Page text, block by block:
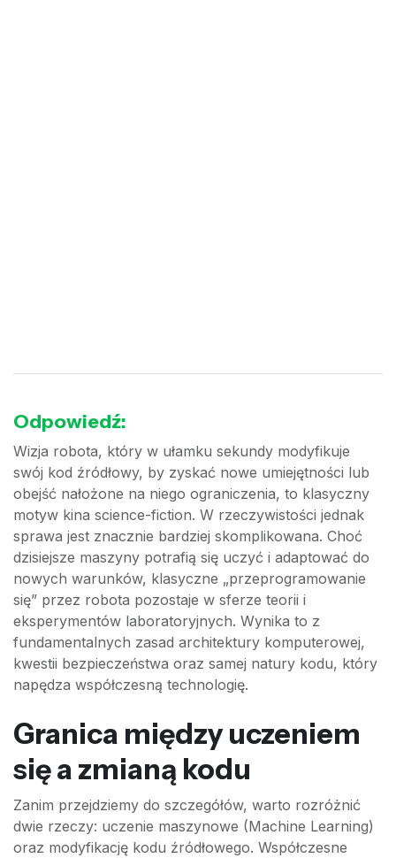
Odpowiedź:
Wizja robota, który w ułamku sekundy modyfikuje
swój kod źródłowy, by zyskać nowe umiejętności lub
obejść nałożone na niego ograniczenia, to klasyczny
motyw kina science-fiction. W rzeczywistości jednak
sprawa jest znacznie bardziej skomplikowana. Choć
dzisiejsze maszyny potrafią się uczyć i adaptować do
nowych warunków, klasyczne „przeprogramowanie
się” przez robota pozostaje w sferze teorii i
eksperymentów laboratoryjnych. Wynika to z
fundamentalnych zasad architektury komputerowej,
kwestii bezpieczeństwa oraz samej natury kodu, który
napędza współczesną technologię.
Granica między uczeniem
się a zmianą kodu
Zanim przejdziemy do szczegółów, warto rozróżnić
dwie rzeczy: uczenie maszynowe (Machine Learning)
oraz modyfikację kodu źródłowego. Współczesne